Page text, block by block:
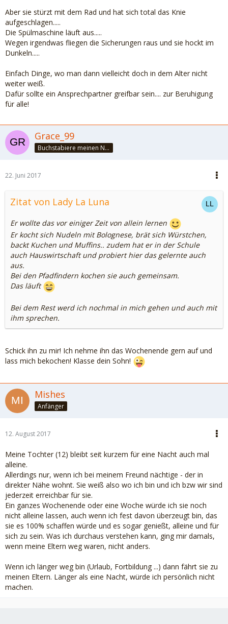
Aber sie stürzt mit dem Rad und hat sich total das Knie
aufgeschlagen.....
Die Spülmaschine läuft aus.....
Wegen irgendwas fliegen die Sicherungen raus und sie hockt im
Dunkeln.....
Einfach Dinge, wo man dann vielleicht doch in dem Alter nicht
weiter weiß.
Dafür sollte ein Ansprechpartner greifbar sein.... zur Beruhigung
für alle!
Grace_99
Buchstabiere meinen Namen - GÖTTIN :)
22. Juni 2017
Zitat von Lady La Luna
Er wollte das vor einiger Zeit von allein lernen
Er kocht sich Nudeln mit Bolognese, brät sich Würstchen,
backt Kuchen und Muffins.. zudem hat er in der Schule
auch Hauswirtschaft und probiert hier das gelernte auch
aus.
Bei den Pfadfindern kochen sie auch gemeinsam.
Das läuft
Bei dem Rest werd ich nochmal in mich gehen und auch mit
ihm sprechen.
Schick ihn zu mir! Ich nehme ihn das Wochenende gern auf und
lass mich bekochen! Klasse dein Sohn!
Mishes
Anfänger
12. August 2017
Meine Tochter (12) bleibt seit kurzem für eine Nacht auch mal
alleine.
Allerdings nur, wenn ich bei meinem Freund nächtige - der in
direkter Nähe wohnt. Sie weiß also wo ich bin und ich bzw wir sind
jederzeit erreichbar für sie.
Ein ganzes Wochenende oder eine Woche würde ich sie noch
nicht alleine lassen, auch wenn ich fest davon überzeugt bin, das
sie es 100% schaffen würde und es sogar genießt, alleine und für
sich zu sein. Was ich durchaus verstehen kann, ging mir damals,
wenn meine Eltern weg waren, nicht anders.
Wenn ich länger weg bin (Urlaub, Fortbildung ...) dann fährt sie zu
meinen Eltern. Länger als eine Nacht, würde ich persönlich nicht
machen.